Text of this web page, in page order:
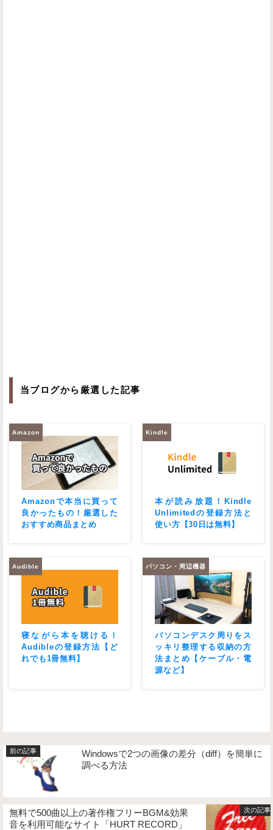
当ブログから厳選した記事
Amazon
Amazonで本当に買って
良かったもの！厳選した
おすすめ商品まとめ
Kindle
本が読み放題！Kindle
Unlimitedの登録方法と
使い方【30日は無料】
Audible
寝ながら本を聴ける！
Audibleの登録方法【ど
れでも1冊無料】
パソコン・周辺機器
パソコンデスク周りをス
ッキリ整理する収納の方
法まとめ【ケーブル・電
源など】
Windowsで2つの画像の差分（diff）を簡単に
調べる方法
無料で500曲以上の著作権フリーBGM&効果
音を利用可能なサイト「HURT RECORD」